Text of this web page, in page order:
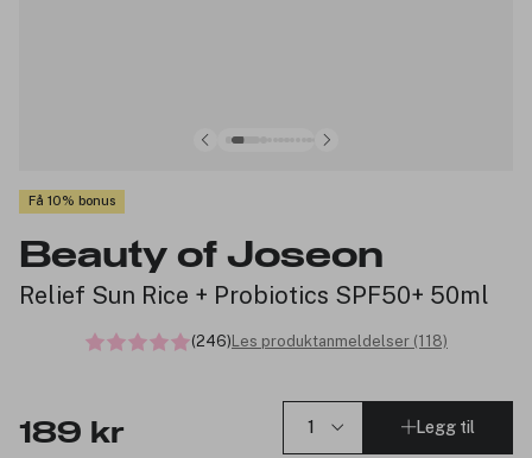
Få 10% bonus
Beauty of Joseon
Relief Sun Rice + Probiotics SPF50+ 50ml
(246)Les produktanmeldelser (118)
189 kr Legg til